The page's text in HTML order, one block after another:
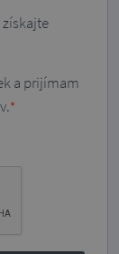
a prijímam